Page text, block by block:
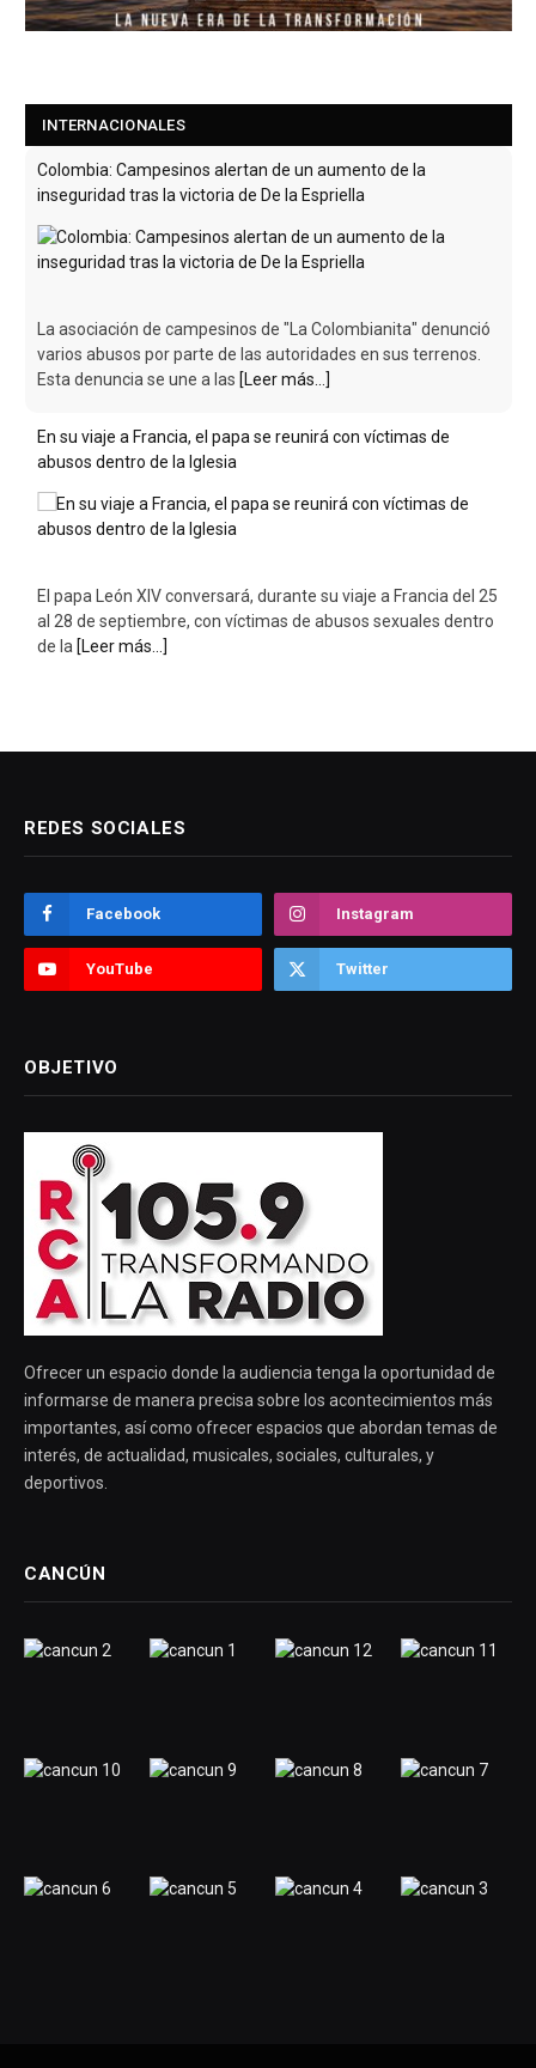
INTERNACIONALES
Colombia: Campesinos alertan de un aumento de la
inseguridad tras la victoria de De la Espriella
La asociación de campesinos de "La Colombianita" denunció
varios abusos por parte de las autoridades en sus terrenos.
Esta denuncia se une a las [Leer más...]
En su viaje a Francia, el papa se reunirá con víctimas de
abusos dentro de la Iglesia
El papa León XIV conversará, durante su viaje a Francia del 25
al 28 de septiembre, con víctimas de abusos sexuales dentro
de la [Leer más...]
REDES SOCIALES
Facebook Instagram
YouTube Twitter
OBJETIVO
Ofrecer un espacio donde la audiencia tenga la oportunidad de
informarse de manera precisa sobre los acontecimientos más
importantes, así como ofrecer espacios que abordan temas de
interés, de actualidad, musicales, sociales, culturales, y
deportivos.
CANCÚN